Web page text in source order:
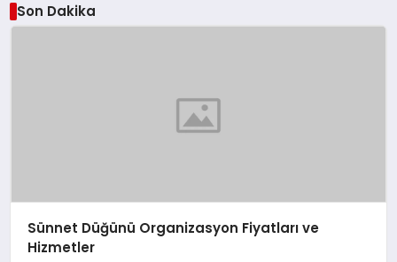
Son Dakika
Sünnet Düğünü Organizasyon Fiyatları ve
Hizmetler